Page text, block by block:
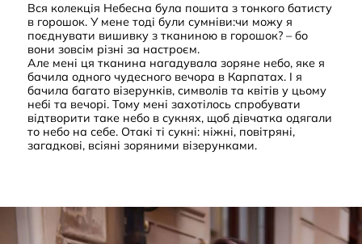
Вся колекція Небесна була пошита з тонкого батисту
в горошок. У мене тоді були сумніви:чи можу я
поєднувати вишивку з тканиною в горошок? – бо
вони зовсім різні за настроєм.
Але мені ця тканина нагадувала зоряне небо, яке я
бачила одного чудесного вечора в Карпатах. І я
бачила багато візерунків, символів та квітів у цьому
небі та вечорі. Тому мені захотілось спробувати
відтворити таке небо в сукнях, щоб дівчатка одягали
то небо на себе. Отакі ті сукні: ніжні, повітряні,
загадкові, всіяні зоряними візерунками.